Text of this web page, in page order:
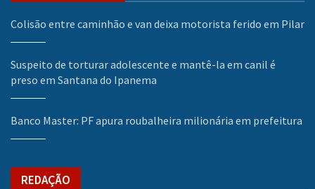
Colisão entre caminhão e van deixa motorista ferido em Pilar
Suspeito de torturar adolescente e mantê-la em canil é
preso em Santana do Ipanema
Banco Master: PF apura roubalheira milionária em prefeitura
REDAÇÃO